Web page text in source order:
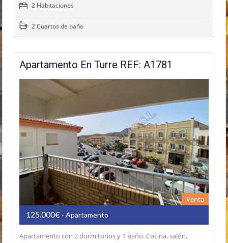
2 Habitaciones
2 Cuartos de baño
Apartamento En Turre REF: A1781
Venta
125.000€ - Apartamento
Apartamento con 2 dormitorios y 1 baño. Cocina, salón,